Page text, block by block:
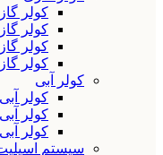
کولر
کولر
کولر
کولر
کولر آبی
کولر
کولر
کولر
سیستم